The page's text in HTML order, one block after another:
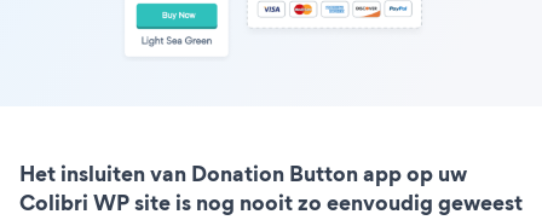
Het insluiten van Donation Button app op uw
Colibri WP site is nog nooit zo eenvoudig geweest